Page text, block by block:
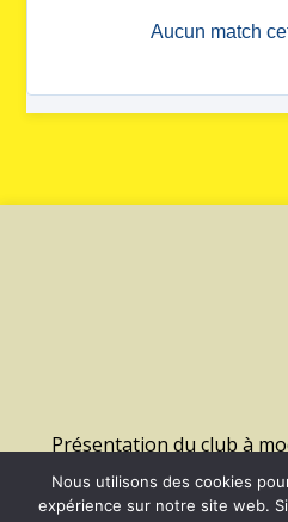
Présentation du club à
Nous utilisons des cookies
expérience sur notre site web.